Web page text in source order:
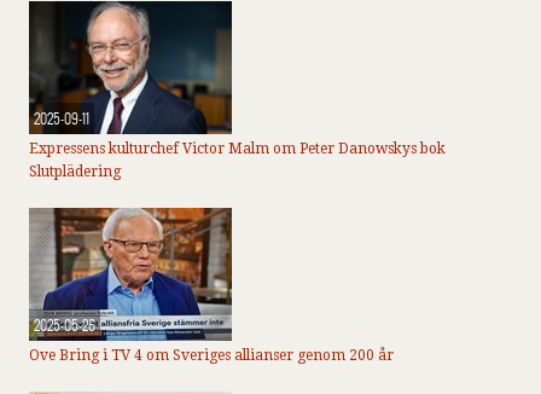
2025-09-11
Expressens kulturchef Victor Malm om Peter Danowskys bok
Slutplädering
2025-05-26
Ove Bring i TV 4 om Sveriges allianser genom 200 år